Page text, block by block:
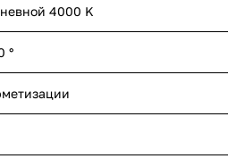
4000 K
°